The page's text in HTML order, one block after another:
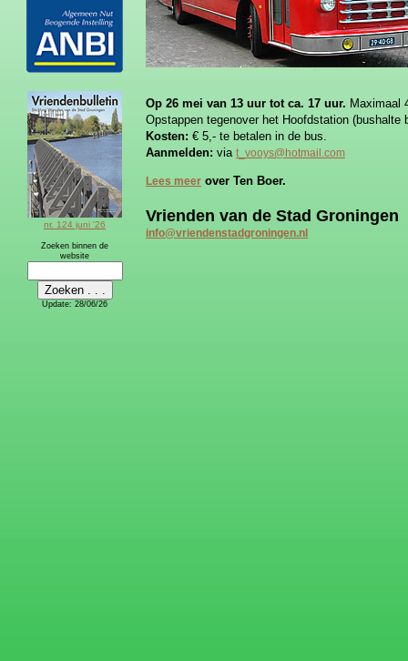
nr. 124 juni '26
Zoeken binnen de
website
Update: 28/06/26
Op 26 mei van 13 uur tot ca. 17 uur. Maximaal
Opstappen tegenover het Hoofdstation (bushalte
Kosten: € 5,- te betalen in de bus.
Aanmelden: via t_vooys@hotmail.com
Lees meer over Ten Boer.
Vrienden van de Stad Groningen
info@vriendenstadgroningen.nl